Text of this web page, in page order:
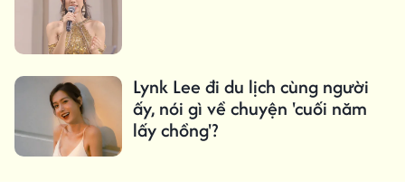
Lynk Lee đi du lịch cùng người
ấy, nói gì về chuyện 'cuối năm
lấy chồng'?